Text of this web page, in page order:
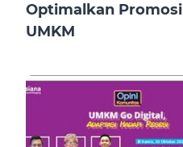
Optimalkan Promosi
UMKM